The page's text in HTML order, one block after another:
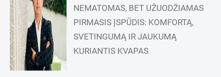
NEMATOMAS, BET UŽUODŽIAMAS
PIRMASIS ĮSPŪDIS: KOMFORTĄ,
SVETINGUMĄ IR JAUKUMĄ
KURIANTIS KVAPAS